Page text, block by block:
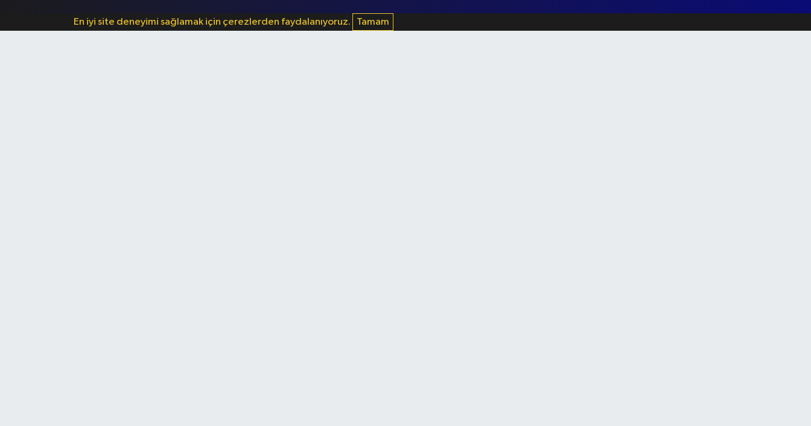
En iyi site deneyimi sağlamak için çerezlerden faydalanıyoruz. Tamam